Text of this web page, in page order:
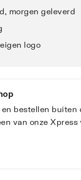
morgen geleverd
logo
bestellen buiten
van onze